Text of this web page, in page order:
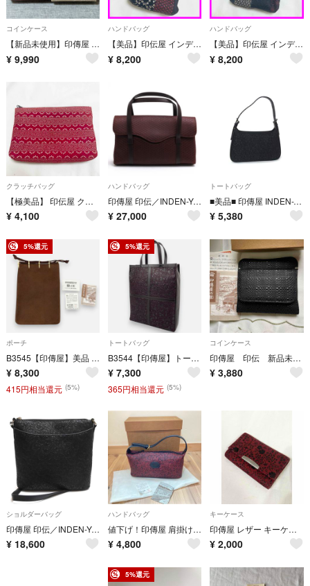
コインケース
【新品未使用】印傳屋 がま口 二つ折り財布 菱菊 黒地×赤漆 箱付き
¥ 9,990
ハンドバッグ
【美品】印伝屋 インデン 巾着 合切袋 パッチワーク 赤
¥ 8,200
ハンドバッグ
【美品】印伝屋 インデン 巾着 合切袋 パッチワーク 黒
¥ 8,200
クラッチバッグ
【極美品】 印伝屋 クラッチバッグ セカンドバッグ 赤 和柄
¥ 4,100
ハンドバッグ
印傳屋 印伝／INDEN-YA バッグ ハンドバッグ 鞄 トートバッグ レディース 女性 女性用 レザー 革 本革 レッド ブラウン 赤 茶 6404 Kアオリ 漆塗り フォーマルバッグ 冠婚葬祭
¥ 27,000
トートバッグ
■美品■ 印傳屋 INDEN-YA インデンヤ 鹿革 漆塗り ハンドバッグ ショルダー 肩掛け レディース ブラック系 DP3662
¥ 5,380
5%還元
ポーチ
B3545【印傳屋】美品 巾着袋 合切袋 印伝 ポーチ 和装小物 甲州印伝 小物入れ 鹿革 漆 印伝巾着袋
¥ 8,300
415円相当還元 (5%)
5%還元
トートバッグ
B3544【印傳屋】トートバッグ 花唐草 黒漆 印伝 甲州印伝 鹿革
¥ 7,300
365円相当還元 (5%)
コインケース
印傳屋 印伝 新品未使用 コインケース
¥ 3,880
ショルダーバッグ
印傳屋 印伝／INDEN-YA バッグ ショルダーバッグ 鞄 レディース 女性 女性用 レザー 革 本革 ブラック 黒 No.6111 11ポシェット
¥ 18,600
ハンドバッグ
値下げ！印傳屋 肩掛けバッグ 印伝 印傳
¥ 4,800
キーケース
印傳屋 レザー キーケース 本革 花柄
¥ 2,000
5%還元